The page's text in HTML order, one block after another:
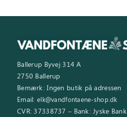
Ballerup Byvej 314 A
2750 Ballerup
Bemærk: Ingen butik på adressen
Email: elk@vandfontaene-shop.dk
CVR: 37338737 – Bank: Jyske Bank